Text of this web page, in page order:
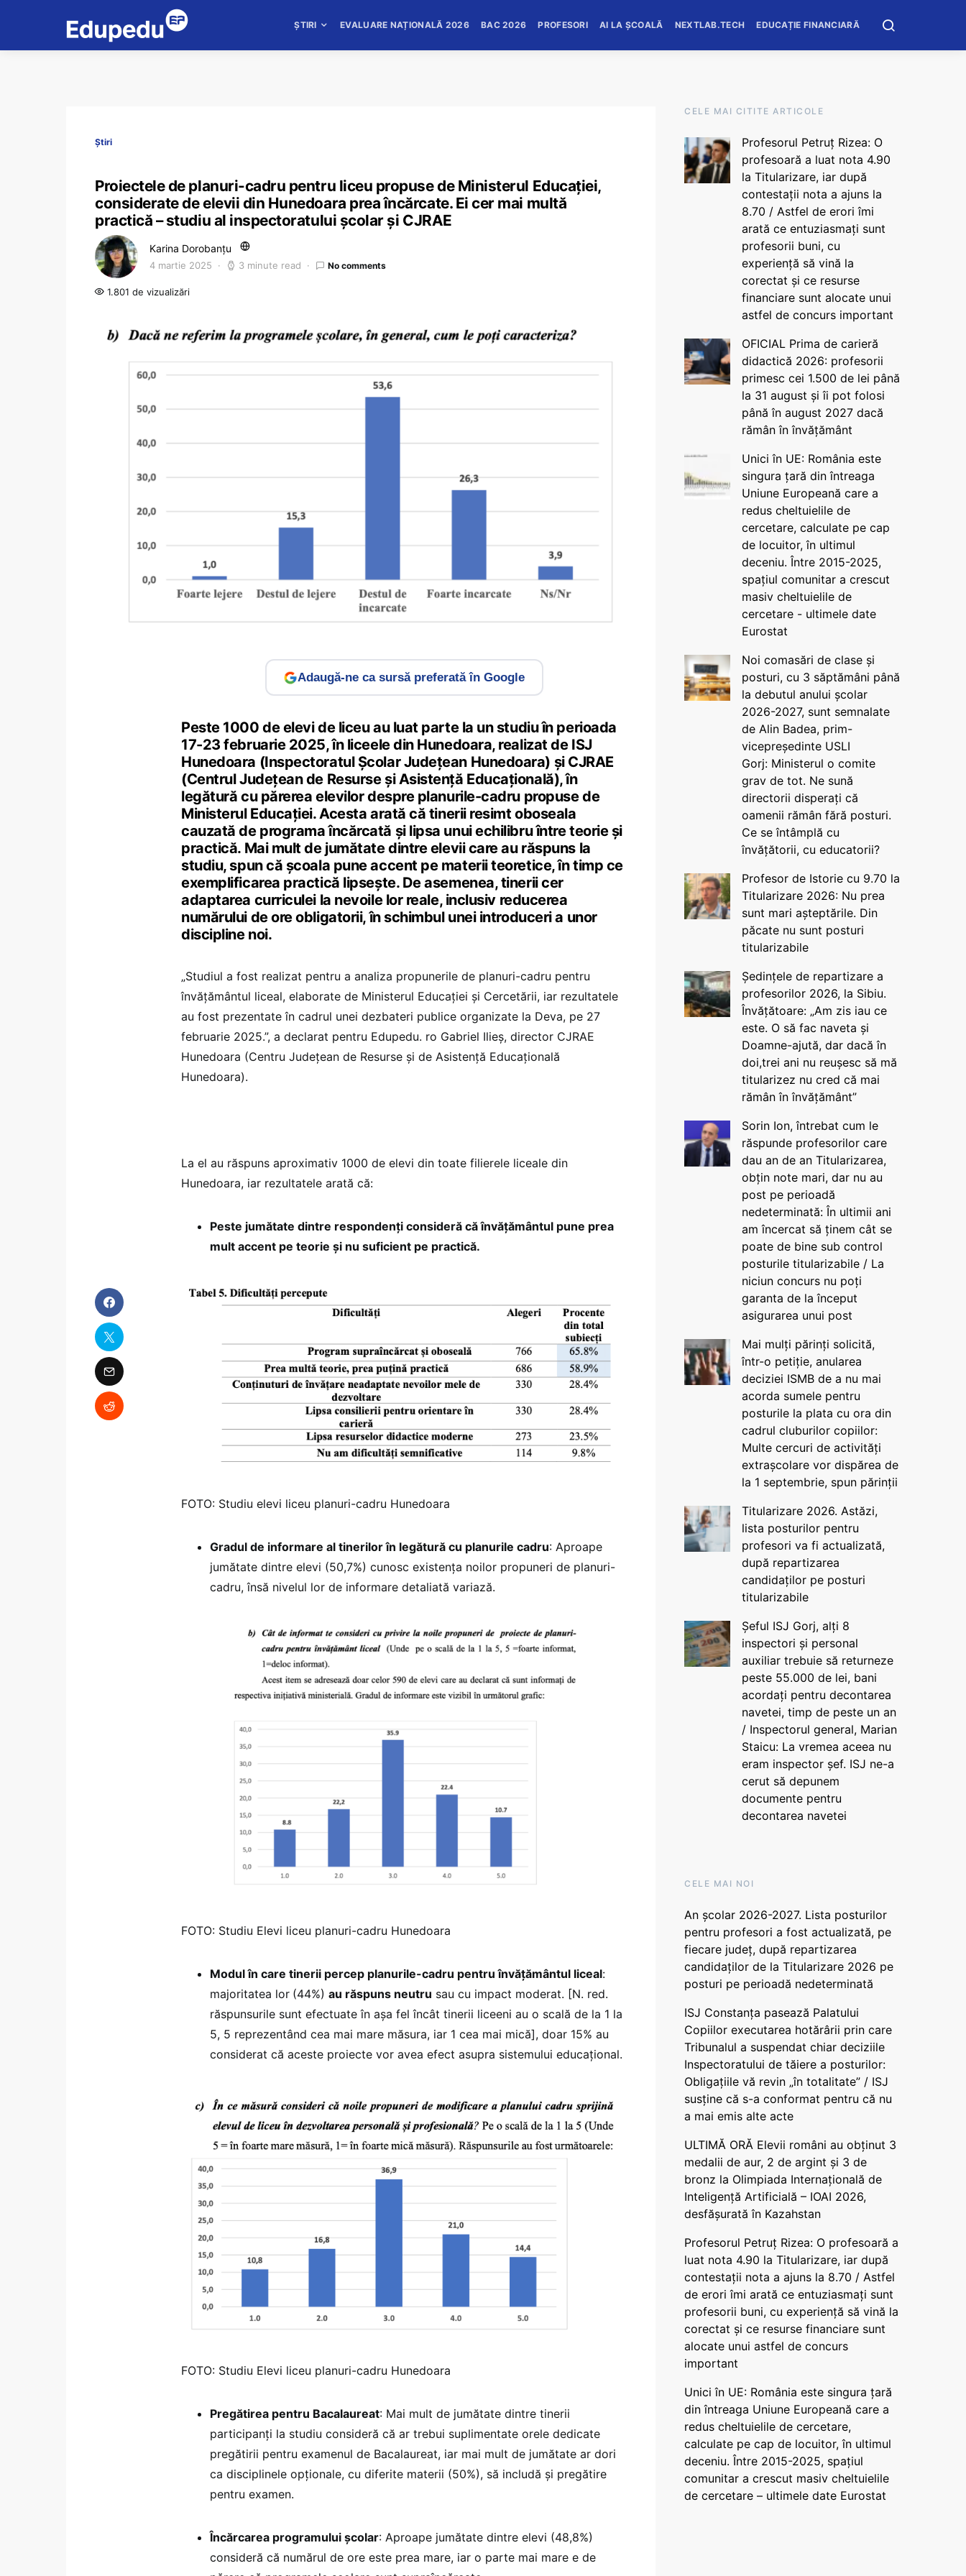
ȘTIRI EVALUARE NAȚIONALĂ 2026 BAC 2026 PROFESORI AI LA ȘCOALĂ NEXTLAB.TECH EDUCAȚIE FINANCIARĂ
Știri
Proiectele de planuri-cadru pentru liceu propuse de Ministerul Educației,
considerate de elevii din Hunedoara prea încărcate. Ei cer mai multă
practică – studiu al inspectoratului școlar și CJRAE
Karina Dorobanțu
4 martie 2025 3 minute read No comments
1.801 de vizualizări
Adaugă-ne ca sursă preferată în Google
Peste 1000 de elevi de liceu au luat parte la un studiu în perioada
17-23 februarie 2025, în liceele din Hunedoara, realizat de ISJ
Hunedoara (Inspectoratul Școlar Județean Hunedoara) și CJRAE
(Centrul Județean de Resurse și Asistență Educațională), în
legătură cu părerea elevilor despre planurile-cadru propuse de
Ministerul Educației. Acesta arată că tinerii resimt oboseala
cauzată de programa încărcată și lipsa unui echilibru între teorie și
practică. Mai mult de jumătate dintre elevii care au răspuns la
studiu, spun că școala pune accent pe materii teoretice, în timp ce
exemplificarea practică lipsește. De asemenea, tinerii cer
adaptarea curriculei la nevoile lor reale, inclusiv reducerea
numărului de ore obligatorii, în schimbul unei introduceri a unor
discipline noi.
„Studiul a fost realizat pentru a analiza propunerile de planuri-cadru pentru
învățământul liceal, elaborate de Ministerul Educației și Cercetării, iar rezultatele
au fost prezentate în cadrul unei dezbateri publice organizate la Deva, pe 27
februarie 2025.”, a declarat pentru Edupedu. ro Gabriel Ilieș, director CJRAE
Hunedoara (Centru Județean de Resurse și de Asistență Educațională
Hunedoara).
La el au răspuns aproximativ 1000 de elevi din toate filierele liceale din
Hunedoara, iar rezultatele arată că:
Peste jumătate dintre respondenți consideră că învățământul pune prea
mult accent pe teorie și nu suficient pe practică.
FOTO: Studiu elevi liceu planuri-cadru Hunedoara
Gradul de informare al tinerilor în legătură cu planurile cadru: Aproape
jumătate dintre elevi (50,7%) cunosc existența noilor propuneri de planuri-
cadru, însă nivelul lor de informare detaliată variază.
FOTO: Studiu Elevi liceu planuri-cadru Hunedoara
Modul în care tinerii percep planurile-cadru pentru învățământul liceal:
majoritatea lor (44%) au răspuns neutru sau cu impact moderat. [N. red.
răspunsurile sunt efectuate în așa fel încât tinerii liceeni au o scală de la 1 la
5, 5 reprezentând cea mai mare măsura, iar 1 cea mai mică], doar 15% au
considerat că aceste proiecte vor avea efect asupra sistemului educațional.
FOTO: Studiu Elevi liceu planuri-cadru Hunedoara
Pregătirea pentru Bacalaureat: Mai mult de jumătate dintre tinerii
participanți la studiu consideră că ar trebui suplimentate orele dedicate
pregătirii pentru examenul de Bacalaureat, iar mai mult de jumătate ar dori
ca disciplinele opționale, cu diferite materii (50%), să includă și pregătire
pentru examen.
Încărcarea programului școlar: Aproape jumătate dintre elevi (48,8%)
consideră că numărul de ore este prea mare, iar o parte mai mare e de
CELE MAI CITITE ARTICOLE
Profesorul Petruț Rizea: O
profesoară a luat nota 4.90
la Titularizare, iar după
contestații nota a ajuns la
8.70 / Astfel de erori îmi
arată ce entuziasmați sunt
profesorii buni, cu
experiență să vină la
corectat și ce resurse
financiare sunt alocate unui
astfel de concurs important
OFICIAL Prima de carieră
didactică 2026: profesorii
primesc cei 1.500 de lei până
la 31 august și îi pot folosi
până în august 2027 dacă
rămân în învățământ
Unici în UE: România este
singura țară din întreaga
Uniune Europeană care a
redus cheltuielile de
cercetare, calculate pe cap
de locuitor, în ultimul
deceniu. Între 2015-2025,
spațiul comunitar a crescut
masiv cheltuielile de
cercetare - ultimele date
Eurostat
Noi comasări de clase și
posturi, cu 3 săptămâni până
la debutul anului școlar
2026-2027, sunt semnalate
de Alin Badea, prim-
vicepreședinte USLI
Gorj: Ministerul o comite
grav de tot. Ne sună
directorii disperați că
oamenii rămân fără posturi.
Ce se întâmplă cu
învățătorii, cu educatorii?
Profesor de Istorie cu 9.70 la
Titularizare 2026: Nu prea
sunt mari așteptările. Din
păcate nu sunt posturi
titularizabile
Ședințele de repartizare a
profesorilor 2026, la Sibiu.
Învățătoare: „Am zis iau ce
este. O să fac naveta și
Doamne-ajută, dar dacă în
doi,trei ani nu reușesc să mă
titularizez nu cred că mai
rămân în învățământ”
Sorin Ion, întrebat cum le
răspunde profesorilor care
dau an de an Titularizarea,
obțin note mari, dar nu au
post pe perioadă
nedeterminată: În ultimii ani
am încercat să ținem cât se
poate de bine sub control
posturile titularizabile / La
niciun concurs nu poți
garanta de la început
asigurarea unui post
Mai mulți părinți solicită,
într-o petiție, anularea
deciziei ISMB de a nu mai
acorda sumele pentru
posturile la plata cu ora din
cadrul cluburilor copiilor:
Multe cercuri de activități
extrașcolare vor dispărea de
la 1 septembrie, spun părinții
Titularizare 2026. Astăzi,
lista posturilor pentru
profesori va fi actualizată,
după repartizarea
candidaților pe posturi
titularizabile
Șeful ISJ Gorj, alți 8
inspectori și personal
auxiliar trebuie să returneze
peste 55.000 de lei, bani
acordați pentru decontarea
navetei, timp de peste un an
/ Inspectorul general, Marian
Staicu: La vremea aceea nu
eram inspector șef. ISJ ne-a
cerut să depunem
documente pentru
decontarea navetei
CELE MAI NOI
An școlar 2026-2027. Lista posturilor
pentru profesori a fost actualizată, pe
fiecare județ, după repartizarea
candidaților de la Titularizare 2026 pe
posturi pe perioadă nedeterminată
ISJ Constanța pasează Palatului
Copiilor executarea hotărârii prin care
Tribunalul a suspendat chiar deciziile
Inspectoratului de tăiere a posturilor:
Obligațiile vă revin „în totalitate” / ISJ
susține că s-a conformat pentru că nu
a mai emis alte acte
ULTIMĂ ORĂ Elevii români au obținut 3
medalii de aur, 2 de argint și 3 de
bronz la Olimpiada Internațională de
Inteligență Artificială – IOAI 2026,
desfășurată în Kazahstan
Profesorul Petruț Rizea: O profesoară a
luat nota 4.90 la Titularizare, iar după
contestații nota a ajuns la 8.70 / Astfel
de erori îmi arată ce entuziasmați sunt
profesorii buni, cu experiență să vină la
corectat și ce resurse financiare sunt
alocate unui astfel de concurs
important
Unici în UE: România este singura țară
din întreaga Uniune Europeană care a
redus cheltuielile de cercetare,
calculate pe cap de locuitor, în ultimul
deceniu. Între 2015-2025, spațiul
comunitar a crescut masiv cheltuielile
de cercetare – ultimele date Eurostat